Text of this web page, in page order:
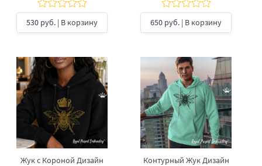
530 руб. | В корзину 650 руб. | В корзину
Жук с Короной Дизайн
Контурный Жук Дизайн